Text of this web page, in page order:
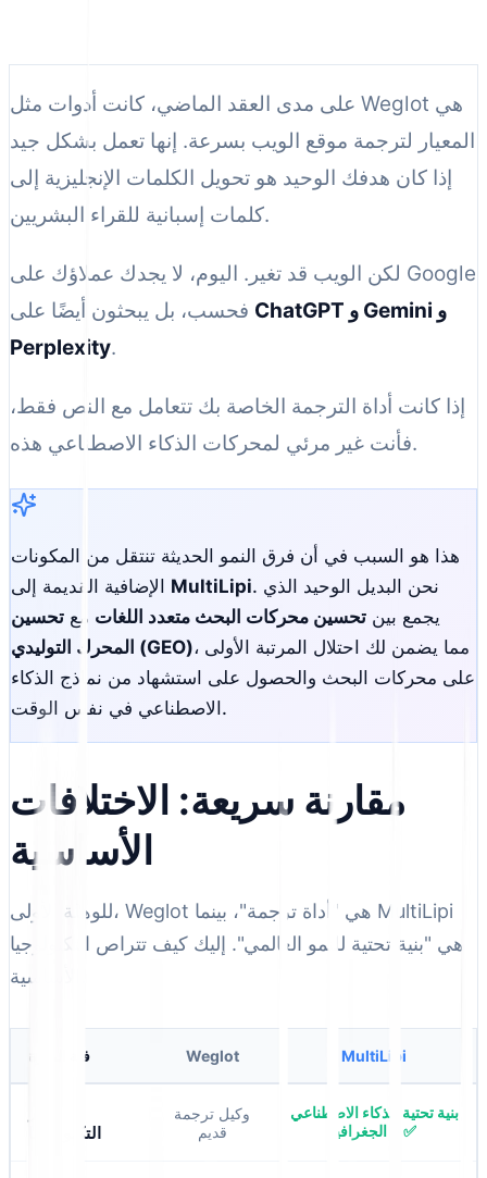
على مدى العقد الماضي، كانت أدوات مثل Weglot هي
المعيار لترجمة موقع الويب بسرعة. إنها تعمل بشكل جيد
إذا كان هدفك الوحيد هو تحويل الكلمات الإنجليزية إلى
كلمات إسبانية للقراء البشريين.
لكن الويب قد تغير. اليوم، لا يجدك عملاؤك على Google
ChatGPT و Gemini و
Perplexity.
إذا كانت أداة الترجمة الخاصة بك تتعامل مع النص فقط،
فأنت غير مرئي لمحركات الذكاء الاصطناعي هذه.
هذا هو السبب في أن فرق النمو الحديثة تنتقل من المكونات
MultiLipi. نحن البديل الوحيد الذي
يجمع بين تحسين محركات البحث متعدد اللغات مع تحسين
المحرك التوليدي (GEO)، مما يضمن لك احتلال المرتبة الأولى
على محركات البحث والحصول على استشهاد من نماذج الذكاء
الاصطناعي في نفس الوقت.
مقارنة سريعة: الاختلافات
الأساسية
للوهلة الأولى، Weglot هي "أداة ترجمة"، بينما MultiLipi
هي "بنية تحتية للنمو العالمي". إليك كيف تتراص التكنولوجيا
فئة الميزة Weglot MultiLipi
التكنولوجيا
وكيل ترجمة
قديم
بنية تحتية للذكاء الاصطناعي
+ الجغرافيا ✅